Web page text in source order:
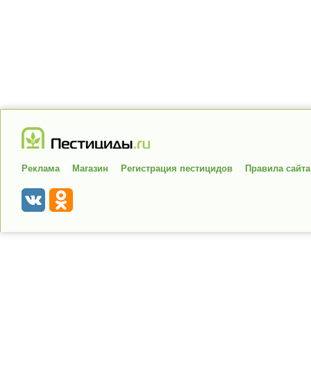
Реклама Магазин Регистрация пестицидов Правила сайта